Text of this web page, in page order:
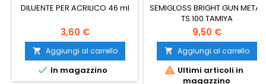
DILUENTE PER ACRILICO 46 ml
3,60 €
 Aggiungi al carrello
 In magazzino
SEMIGLOSS BRIGHT GUN METAL
TS 100 TAMIYA
9,50 €
 Aggiungi al carrello
 Ultimi articoli in
magazzino